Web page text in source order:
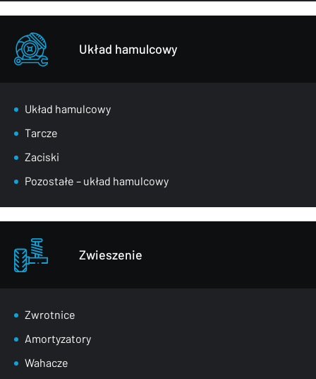
Układ hamulcowy
Układ hamulcowy
Tarcze
Zaciski
Pozostałe – układ hamulcowy
Zwieszenie
Zwrotnice
Amortyzatory
Wahacze